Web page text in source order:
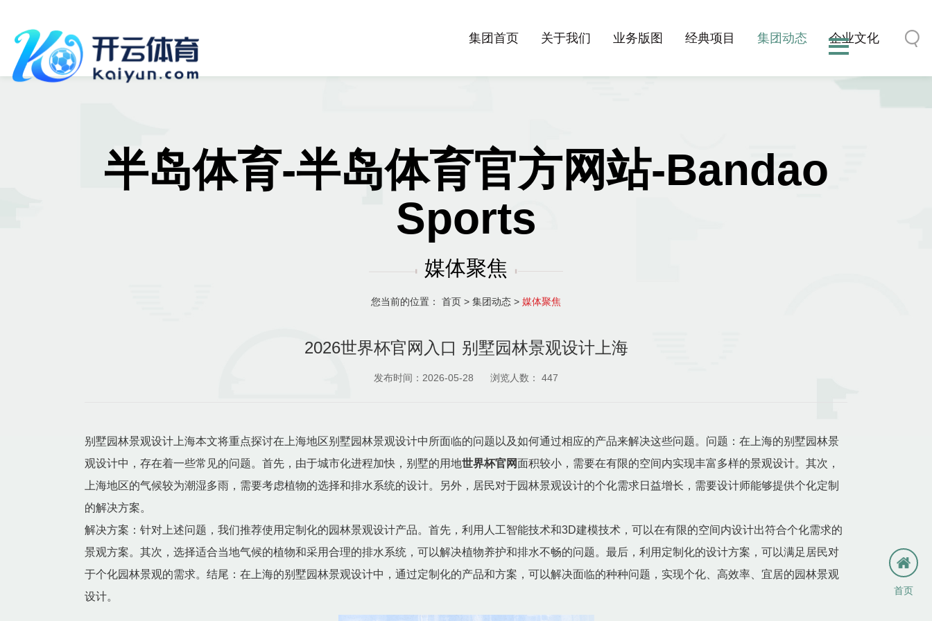
集团首页 关于我们 业务版图 经典项目 集团动态 企业文化
半岛体育-半岛体育官方网站-Bandao
Sports
媒体聚焦
您当前的位置： 首页 > 集团动态 > 媒体聚焦
2026世界杯官网入口 别墅园林景观设计上海
发布时间：2026-05-28 浏览人数： 447
别墅园林景观设计上海本文将重点探讨在上海地区别墅园林景观设计中所面临的问题以及如何通过相应的产品来解决这些问题。问题：在上海的别墅园林景
观设计中，存在着一些常见的问题。首先，由于城市化进程加快，别墅的用地世界杯官网面积较小，需要在有限的空间内实现丰富多样的景观设计。其次，
上海地区的气候较为潮湿多雨，需要考虑植物的选择和排水系统的设计。另外，居民对于园林景观设计的个化需求日益增长，需要设计师能够提供个化定制
的解决方案。
解决方案：针对上述问题，我们推荐使用定制化的园林景观设计产品。首先，利用人工智能技术和3D建模技术，可以在有限的空间内设计出符合个化需求的
景观方案。其次，选择适合当地气候的植物和采用合理的排水系统，可以解决植物养护和排水不畅的问题。最后，利用定制化的设计方案，可以满足居民对
于个化园林景观的需求。结尾：在上海的别墅园林景观设计中，通过定制化的产品和方案，可以解决面临的种种问题，实现个化、高效率、宜居的园林景观
设计。
首页